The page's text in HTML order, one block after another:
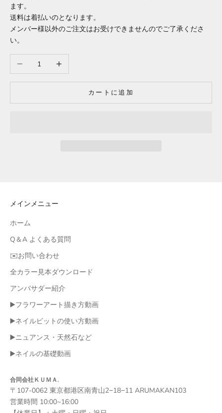
ます。
送料は着払いのとなります。
メンバー様以外のご注文はお受けできませんのでご了承くださ
い。
数量を減らす 数量を増やす
カートに追加
メインメニュー
ホーム
Q＆A よくある質問
✉️お問い合わせ
全カラー見本ダウンロード
アンバサダー紹介
▶️フラワーアート描き方動画
▶️ネイルビットの使い方動画
▶️ニュアンス・天然石など
▶️ネイルの基礎動画
合同会社ＫＵＭＡ.
〒107-0062 東京都港区南青山2−18−11 ARUMAKAN103
営業時間 10:00~16:00